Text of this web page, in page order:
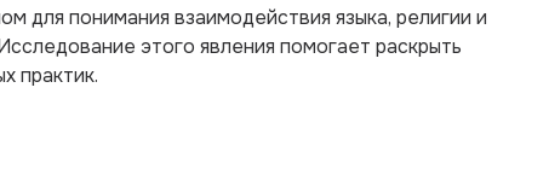
для понимания взаимодействия языка, религии и
этого явления помогает раскрыть
практик.